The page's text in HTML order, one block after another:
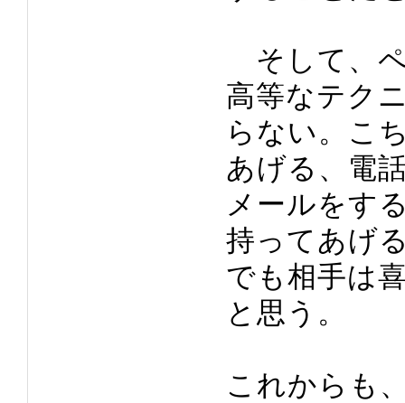
そして、
高等なテク
らない。こ
あげる、電
メールをす
持ってあげ
でも相手は
と思う。
これからも